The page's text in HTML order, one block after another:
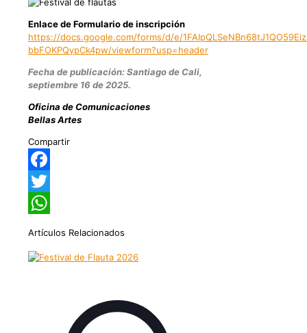
Enlace de Formulario de inscripción
https://docs.google.com/forms/d/e/
bbFOKPQypCk4pw/viewform?usp=header
Fecha de publicación: Santiago de Cali,
septiembre 16 de 2025.
Oficina de Comunicaciones
Bellas Artes
Compartir
Facebook
Twitter
Artículos Relacionados